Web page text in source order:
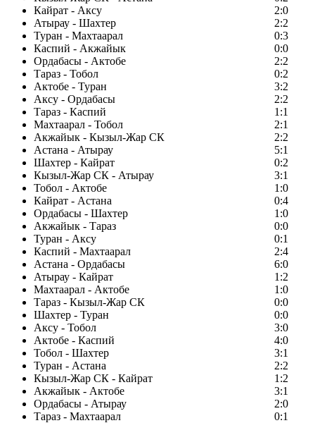
Кайрат - Аксу
2:0
Атырау - Шахтер
2:2
Туран - Махтаарал
0:3
Каспий - Акжайык
0:0
Ордабасы - Актобе
2:2
Тараз - Тобол
0:2
Актобе - Туран
3:2
Аксу - Ордабасы
2:2
Тараз - Каспий
1:1
Махтаарал - Тобол
2:1
Акжайык - Кызыл-Жар СК
2:2
Астана - Атырау
5:1
Шахтер - Кайрат
0:2
Кызыл-Жар СК - Атырау
3:1
Тобол - Актобе
1:0
Кайрат - Астана
0:4
Ордабасы - Шахтер
1:0
Акжайык - Тараз
0:0
Туран - Аксу
0:1
Каспий - Махтаарал
2:4
Астана - Ордабасы
6:0
Атырау - Кайрат
1:2
Махтаарал - Актобе
1:0
Тараз - Кызыл-Жар СК
0:0
Шахтер - Туран
0:0
Аксу - Тобол
3:0
Актобе - Каспий
4:0
Тобол - Шахтер
3:1
Туран - Астана
2:2
Кызыл-Жар СК - Кайрат
1:2
Акжайык - Актобе
3:1
Ордабасы - Атырау
2:0
Тараз - Махтаарал
0:1